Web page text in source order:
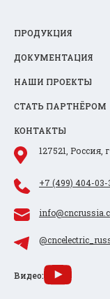
ПРОДУКЦИЯ
ДОКУМЕНТАЦИЯ
НАШИ ПРОЕКТЫ
СТАТЬ ПАРТНЁРОМ
КОНТАКТЫ
127521, Россия,
+7 (499) 404-03-
Видео: